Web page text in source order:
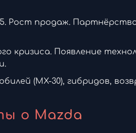
5. Рост продаж.
кризиса. Появление
(MX-30), гибридов,
о Mazda